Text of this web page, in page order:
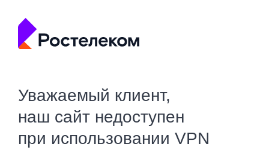
Уважаемый клиент,
наш сайт недоступен
при использовании VPN